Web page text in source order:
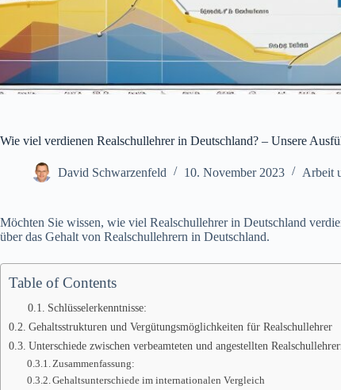
Wie viel verdienen Realschullehrer in Deutschland? – Unsere
David Schwarzenfeld 10. November 2023 Arbeit
Möchten Sie wissen, wie viel Realschullehrer in Deutschland
über das Gehalt von Realschullehrern in Deutschland.
Table of Contents
Schlüsselerkenntnisse:
Gehaltsstrukturen und Vergütungsmöglichkeiten für Realschullehrer
Unterschiede zwischen verbeamteten und angestellten
Zusammenfassung:
Gehaltsunterschiede im internationalen Vergleich